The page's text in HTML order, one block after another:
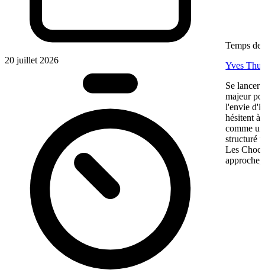
20 juillet 2026
Temps de
Yves
Se lancer
majeur
l'envie
hésitent à
comme
structuré
Les
approche,